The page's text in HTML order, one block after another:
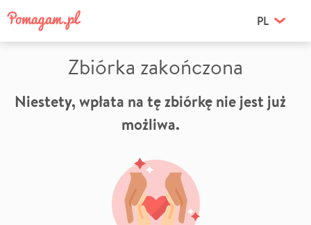
PL
Zbiórka zakończona
Niestety, wpłata na tę zbiórkę nie jest już
możliwa.